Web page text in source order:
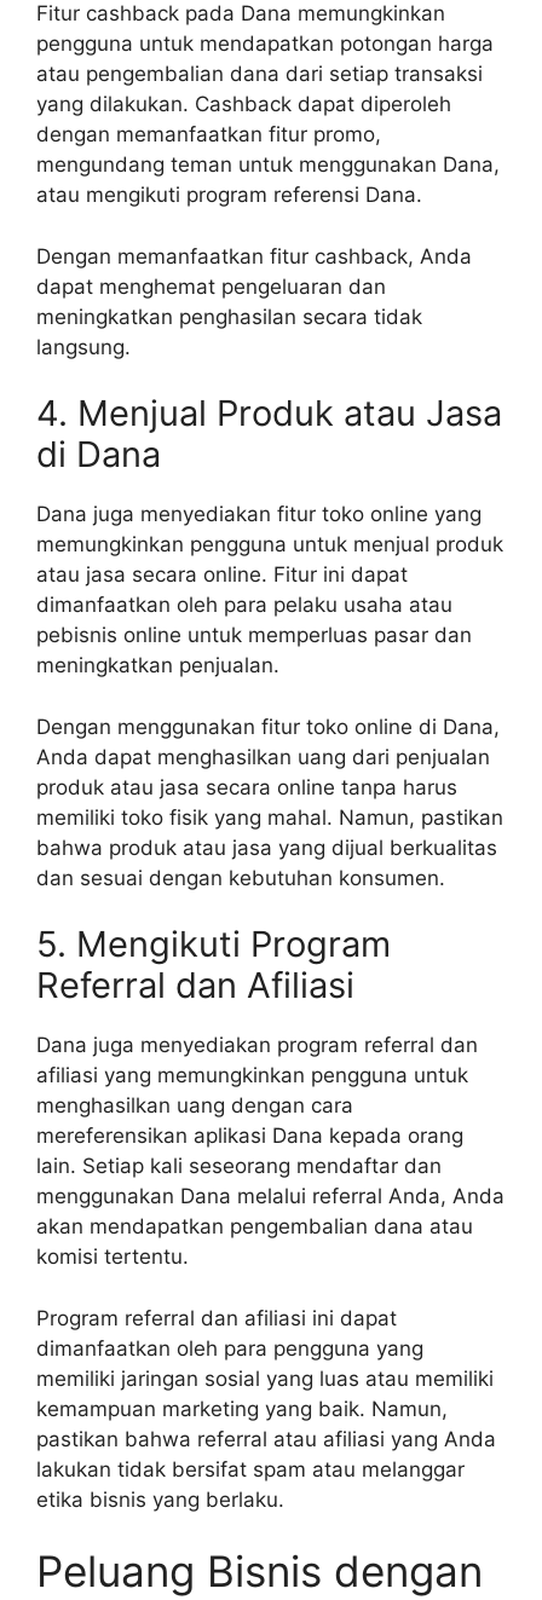
Fitur cashback pada Dana memungkinkan
pengguna untuk mendapatkan potongan harga
atau pengembalian dana dari setiap transaksi
yang dilakukan. Cashback dapat diperoleh
dengan memanfaatkan fitur promo,
mengundang teman untuk menggunakan Dana,
atau mengikuti program referensi Dana.
Dengan memanfaatkan fitur cashback, Anda
dapat menghemat pengeluaran dan
meningkatkan penghasilan secara tidak
langsung.
4. Menjual Produk atau Jasa
di Dana
Dana juga menyediakan fitur toko online yang
memungkinkan pengguna untuk menjual produk
atau jasa secara online. Fitur ini dapat
dimanfaatkan oleh para pelaku usaha atau
pebisnis online untuk memperluas pasar dan
meningkatkan penjualan.
Dengan menggunakan fitur toko online di Dana,
Anda dapat menghasilkan uang dari penjualan
produk atau jasa secara online tanpa harus
memiliki toko fisik yang mahal. Namun, pastikan
bahwa produk atau jasa yang dijual berkualitas
dan sesuai dengan kebutuhan konsumen.
5. Mengikuti Program
Referral dan Afiliasi
Dana juga menyediakan program referral dan
afiliasi yang memungkinkan pengguna untuk
menghasilkan uang dengan cara
mereferensikan aplikasi Dana kepada orang
lain. Setiap kali seseorang mendaftar dan
menggunakan Dana melalui referral Anda, Anda
akan mendapatkan pengembalian dana atau
komisi tertentu.
Program referral dan afiliasi ini dapat
dimanfaatkan oleh para pengguna yang
memiliki jaringan sosial yang luas atau memiliki
kemampuan marketing yang baik. Namun,
pastikan bahwa referral atau afiliasi yang Anda
lakukan tidak bersifat spam atau melanggar
etika bisnis yang berlaku.
Peluang Bisnis dengan